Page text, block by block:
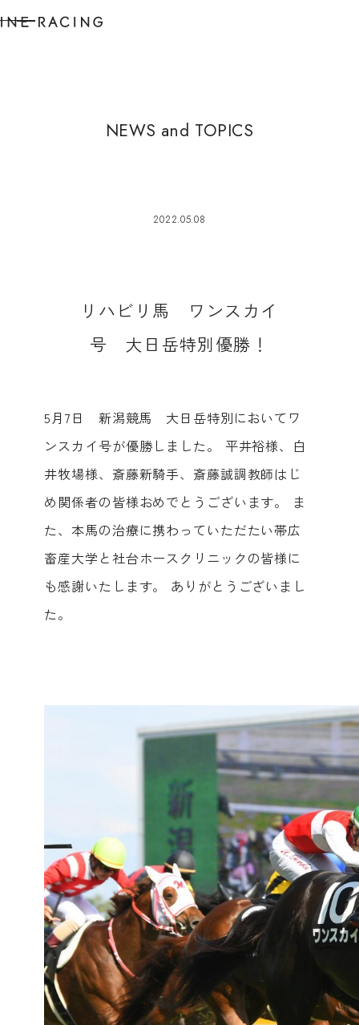
NEWS and TOPICS
2022.05.08
リ ハ ビ リ 馬 ワ ンス カ イ
号
大 日 岳特別優勝 ！
5月7日 新潟競馬 大日岳特別においてワ
ンスカイ号が優勝しました。 平井裕様、白
井牧場様、斎藤新騎手、斎藤誠調教師はじ
め関係者の皆様おめでとうございます。 ま
た、本馬の治療に携わっていただたい帯広
畜産大学と社台ホースクリニックの皆様に
も感謝いたします。 ありがとうございまし
た。